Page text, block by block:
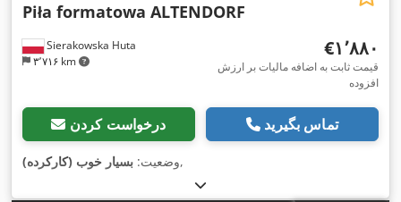
Sierakowska Huta
۳٬۷۱۶ km
Piła formatowa ALTENDORF
‎€۱٬۸۸۰
قیمت ثابت به اضافه مالیات بر ارزش
افزوده
درخواست کردن تماس بگیرید
وضعیت: بسیار خوب (کارکرده) ,